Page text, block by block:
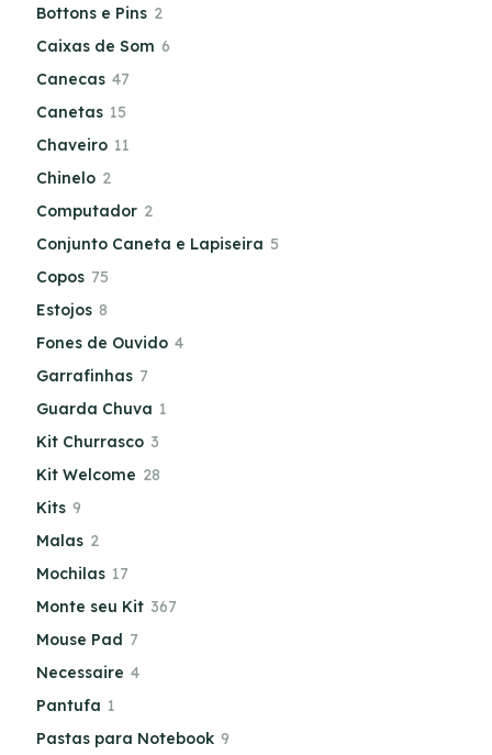
Bottons e Pins 2
Caixas de Som 6
Canecas 47
Canetas 15
Chaveiro 11
Chinelo 2
Computador 2
Conjunto Caneta e Lapiseira 5
Copos 75
Estojos 8
Fones de Ouvido 4
Garrafinhas 7
Guarda Chuva 1
Kit Churrasco 3
Kit Welcome 28
Kits 9
Malas 2
Mochilas 17
Monte seu Kit 367
Mouse Pad 7
Necessaire 4
Pantufa 1
Pastas para Notebook 9